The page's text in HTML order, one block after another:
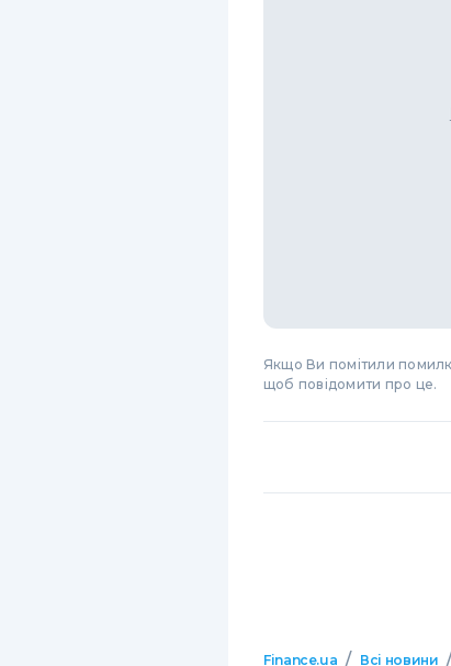
Якщо Ви помітили
щоб повідомити про це.
Finance.ua / Всі новини